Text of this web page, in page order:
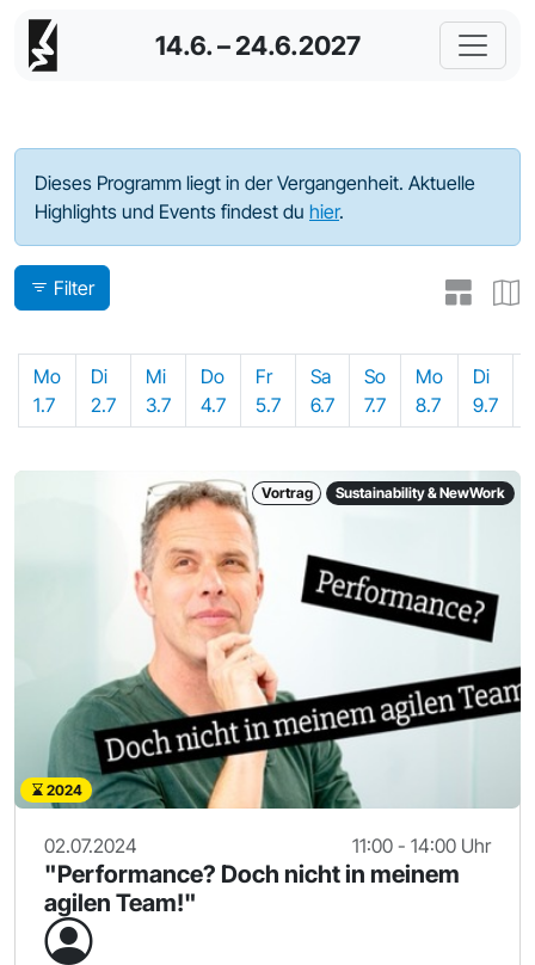
14.6. – 24.6.2027
Programm - 2024
Dieses Programm liegt in der Vergangenheit. Aktuelle
Highlights und Events findest du hier.
Filter
Mo
1.7
Di
2.7
Mi
3.7
Do
4.7
Fr
5.7
Sa
6.7
So
7.7
Mo
8.7
Di
9.7
Vortrag Sustainability & NewWork
2024
02.07.2024 11:00 - 14:00 Uhr
"Performance? Doch nicht in meinem
agilen Team!"